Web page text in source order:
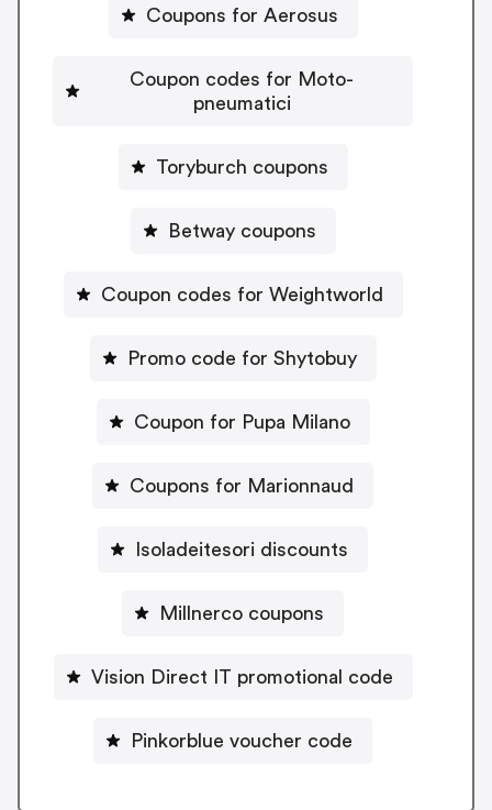
Coupons for Aerosus
Coupon codes for Moto-
pneumatici
Toryburch coupons
Betway coupons
Coupon codes for Weightworld
Promo code for Shytobuy
Coupon for Pupa Milano
Coupons for Marionnaud
Isoladeitesori discounts
Millnerco coupons
Vision Direct IT promotional code
Pinkorblue voucher code